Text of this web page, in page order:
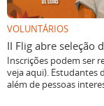
VOLUNTÁRIOS
II Flig abre seleção
Inscrições podem ser
veja aqui). Estudantes
além de pessoas